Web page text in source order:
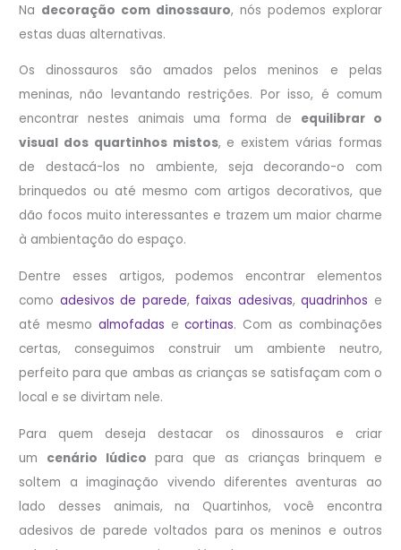
Na decoração com dinossauro, nós podemos explorar
estas duas alternativas.
Os dinossauros são amados pelos meninos e pelas
meninas, não levantando restrições. Por isso, é comum
encontrar nestes animais uma forma de equilibrar o
visual dos quartinhos mistos, e existem várias formas
de destacá-los no ambiente, seja decorando-o com
brinquedos ou até mesmo com artigos decorativos, que
dão focos muito interessantes e trazem um maior charme
à ambientação do espaço.
Dentre esses artigos, podemos encontrar elementos
como adesivos de parede, faixas adesivas,quadrinhos e
até mesmo almofadas ecortinas. Com as combinações
certas, conseguimos construir um ambiente neutro,
perfeito para que ambas as crianças se satisfaçam com o
local e se divirtam nele.
Para quem deseja destacar os dinossauros e criar
um cenário lúdico para que as crianças brinquem e
soltem a imaginação vivendo diferentes aventuras ao
lado desses animais, na Quartinhos, você encontra
adesivos de parede voltados para os meninos e outros